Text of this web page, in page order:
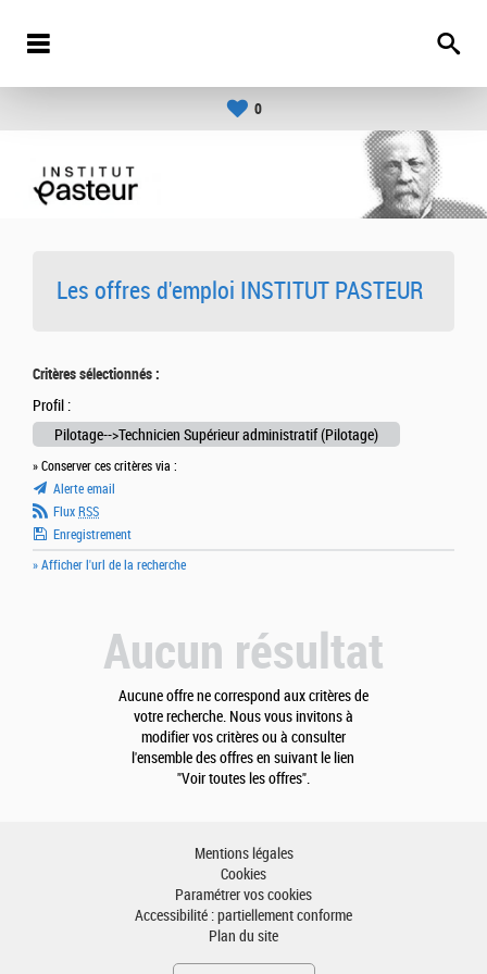
0
Les offres d'emploi INSTITUT PASTEUR
Critères sélectionnés :
Profil :
Pilotage-->Technicien Supérieur administratif (Pilotage)
» Conserver ces critères via :
Alerte email
Flux RSS
Enregistrement
» Afficher l'url de la recherche
Aucun résultat
Aucune offre ne correspond aux critères de
votre recherche. Nous vous invitons à
modifier vos critères ou à consulter
l'ensemble des offres en suivant le lien
"Voir toutes les offres".
Mentions légales
Cookies
Paramétrer vos cookies
Accessibilité : partiellement conforme
Plan du site